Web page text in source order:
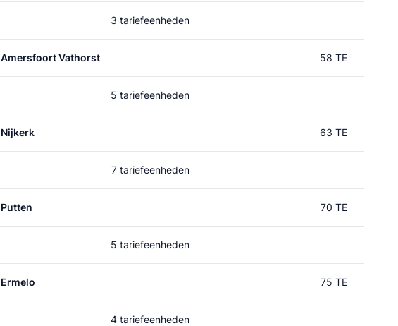
3 tariefeenheden
Amersfoort Vathorst 58 TE
5 tariefeenheden
Nijkerk 63 TE
7 tariefeenheden
Putten 70 TE
5 tariefeenheden
Ermelo 75 TE
4 tariefeenheden